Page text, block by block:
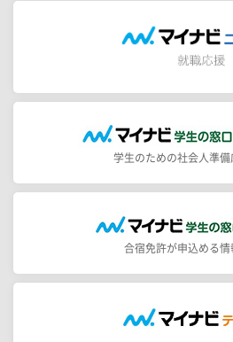
学生のための社会人準備
合宿免許が申込める情